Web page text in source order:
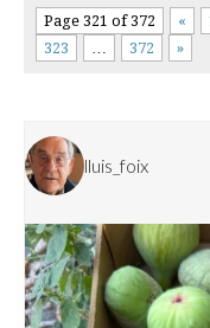
Page 321 of 372 «
323
… 372 »
lluis_foix